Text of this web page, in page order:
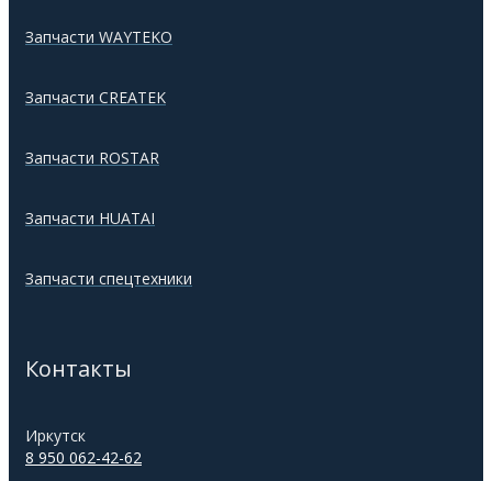
Запчасти WAYTEKO
Запчасти CREATEK
Запчасти ROSTAR
Запчасти HUATAI
Запчасти спецтехники
Контакты
Иркутск
8 950 062-42-62